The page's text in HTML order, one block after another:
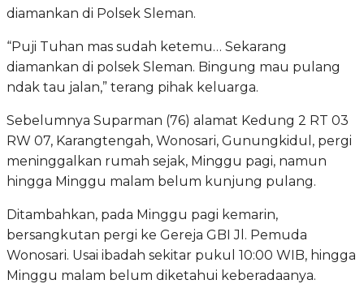
diamankan di Polsek Sleman.
“Puji Tuhan mas sudah ketemu… Sekarang
diamankan di polsek Sleman. Bingung mau pulang
ndak tau jalan,” terang pihak keluarga.
Sebelumnya Suparman (76) alamat Kedung 2 RT 03
RW 07, Karangtengah, Wonosari, Gunungkidul, pergi
meninggalkan rumah sejak, Minggu pagi, namun
hingga Minggu malam belum kunjung pulang.
Ditambahkan, pada Minggu pagi kemarin,
bersangkutan pergi ke Gereja GBI Jl. Pemuda
Wonosari. Usai ibadah sekitar pukul 10:00 WIB, hingga
Minggu malam belum diketahui keberadaanya.